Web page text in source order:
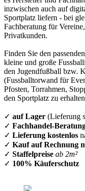
inzwischen auch auf
Sportplatz liefern - bei
Fachberatung für
Privatkunden.
Finden Sie den
kleine und große
den Jugendfußball bzw.
(Fussballtorwand für
Pfosten, Torrahmen,
den Sportplatz zu
✓ auf Lager (Lieferung
✓ Fachhandel-
✓ Lieferung kostenlos
✓ Kauf auf Rechnung
✓ Staffelpreise ab 2m²
✓ 100% Käuferschutz